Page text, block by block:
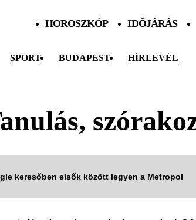
HOROSZKÓP IDŐJÁRÁS
SPORT BUDAPEST HÍRLEVÉL
keresőben elsők között legyen a Metropol